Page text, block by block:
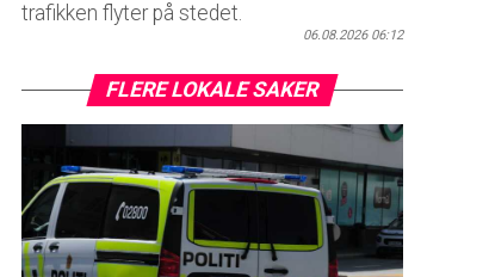
trafikken flyter på stedet.
06.08.2026 06:12
FLERE LOKALE SAKER